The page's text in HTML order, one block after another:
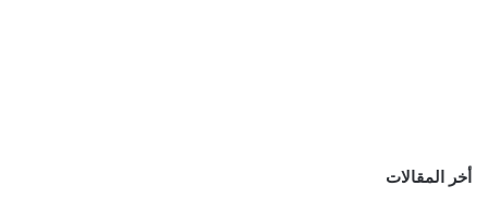
أخر المقالات